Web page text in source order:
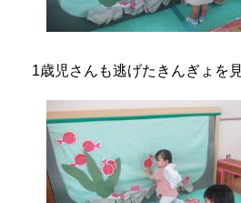
1歳児さんも逃げたきんぎょを